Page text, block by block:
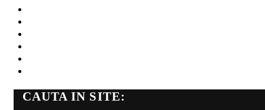
CAUTA IN SITE: